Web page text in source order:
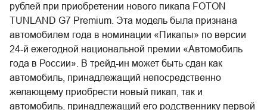
рублей при приобретении нового пикапа FOTON
TUNLAND G7 Premium. Эта модель была признана
автомобилем года в номинации «Пикапы» по версии
24-й ежегодной национальной премии «Автомобиль
года в России». В трейд-ин может быть сдан как
автомобиль, принадлежащий непосредственно
желающему приобрести новый пикап, так и
автомобиль, принадлежащий его родственнику первой